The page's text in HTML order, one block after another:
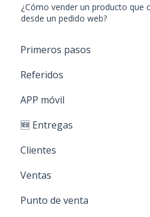
¿Cómo vender un producto que
desde un pedido web?
Primeros pasos
Paso 1: Nuevos productos
Paso 2: Carga de stock
Paso 3: Crear clientes
Paso 4: Realizar ventas
Personaliza tu cuenta
Referidos
APP móvil
Primeros Pasos
🆕 Entregas
Clientes
Creación y edición
Acciones sobre mis clientes
Ventas
Cotización
Punto de venta